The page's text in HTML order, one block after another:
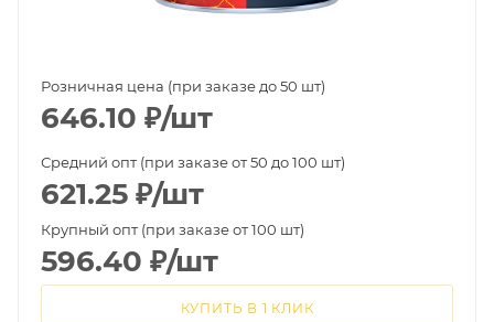
Розничная цена (при заказе до 50 шт)
646.10 ₽/шт
Средний опт (при заказе от 50 до 100 шт)
621.25 ₽/шт
Крупный опт (при заказе от 100 шт)
596.40 ₽/шт
КУПИТЬ В 1 КЛИК